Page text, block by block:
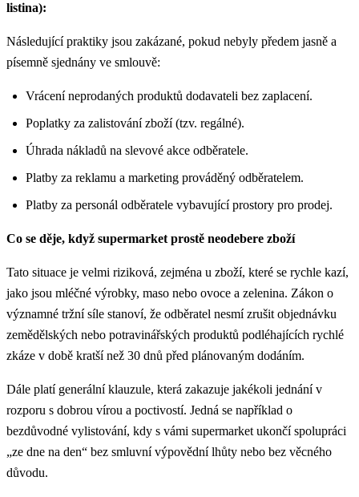
listina):
Následující praktiky jsou zakázané, pokud nebyly předem jasně a
písemně sjednány ve smlouvě:
Vrácení neprodaných produktů dodavateli bez zaplacení.
Poplatky za zalistování zboží (tzv. regálné).
Úhrada nákladů na slevové akce odběratele.
Platby za reklamu a marketing prováděný odběratelem.
Platby za personál odběratele vybavující prostory pro prodej.
Co se děje, když supermarket prostě neodebere zboží
Tato situace je velmi riziková, zejména u zboží, které se rychle kazí,
jako jsou mléčné výrobky, maso nebo ovoce a zelenina. Zákon o
významné tržní síle stanoví, že odběratel nesmí zrušit objednávku
zemědělských nebo potravinářských produktů podléhajících rychlé
zkáze v době kratší než 30 dnů před plánovaným dodáním.
Dále platí generální klauzule, která zakazuje jakékoli jednání v
rozporu s dobrou vírou a poctivostí. Jedná se například o
bezdůvodné vylistování, kdy s vámi supermarket ukončí spolupráci
„ze dne na den“ bez smluvní výpovědní lhůty nebo bez věcného
důvodu.